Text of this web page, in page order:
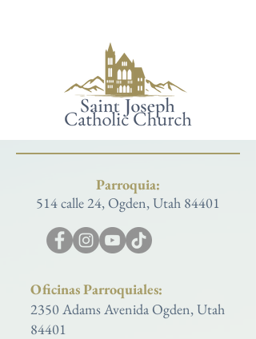
Parroquia:
514 calle 24, Ogden, Utah 84401
Oficinas Parroquiales:
2350 Adams Avenida Ogden, Utah
84401